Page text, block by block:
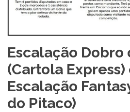
Escalação Dobro
(Cartola Express)
Escalação
do Pitaco)